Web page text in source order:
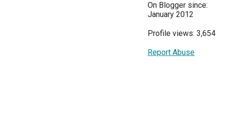
On Blogger since:
January 2012
Profile views: 3,654
Report Abuse